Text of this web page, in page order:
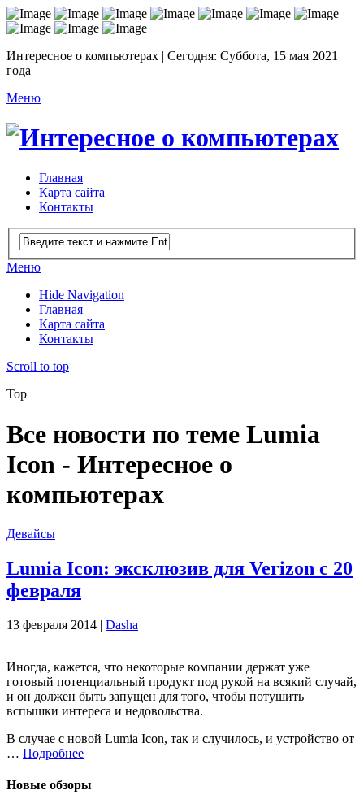
Интересное о компьютерах | Сегодня: Суббота, 15 мая 2021
года
Меню
Главная
Карта сайта
Контакты
Меню
Hide Navigation
Главная
Карта сайта
Контакты
Scroll to top
Top
Все новости по теме Lumia
Icon - Интересное о
компьютерах
Девайсы
Lumia Icon: эксклюзив для Verizon с 20
февраля
13 февраля 2014 | Dasha
Иногда, кажется, что некоторые компании держат уже
готовый потенциальный продукт под рукой на всякий случай,
и он должен быть запущен для того, чтобы потушить
вспышки интереса и недовольства.
В случае с новой Lumia Icon, так и случилось, и устройство от
… Подробнее
Новые обзоры